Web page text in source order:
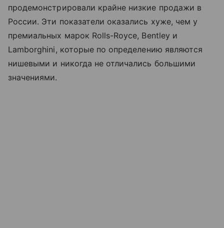
продемонстрировали крайне низкие продажи в
России. Эти показатели оказались хуже, чем у
премиальных марок Rolls-Royce, Bentley и
Lamborghini, которые по определению являются
нишевыми и никогда не отличались большими
значениями.